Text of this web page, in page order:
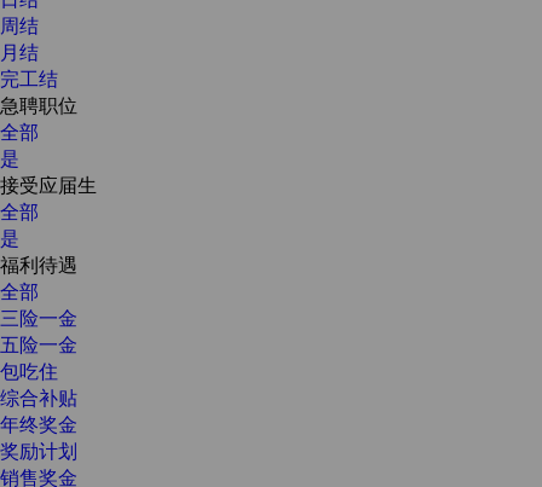
周结
月结
完工结
急聘职位
全部
是
接受应届生
全部
是
福利待遇
全部
三险一金
五险一金
包吃住
综合补贴
年终奖金
奖励计划
销售奖金